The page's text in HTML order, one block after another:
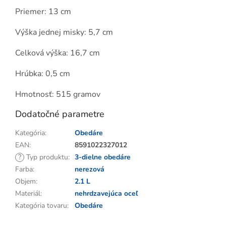
Priemer: 13 cm
Výška jednej misky: 5,7 cm
Celková výška: 16,7 cm
Hrúbka: 0,5 cm
Hmotnosť: 515 gramov
Dodatočné parametre
Kategória:
Obedáre
EAN:
8591022327012
? Typ produktu: 3-dielne obedáre
Farba:
nerezová
Objem:
2.1 L
Materiál:
nehrdzavejúca oceľ
Kategória tovaru: Obedáre